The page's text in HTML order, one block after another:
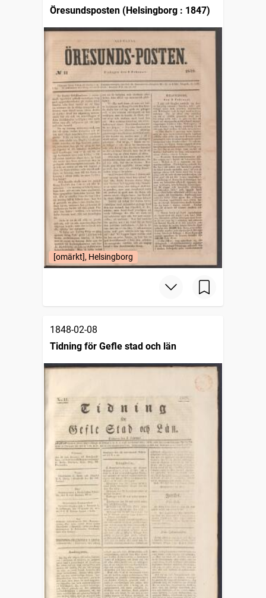
Öresundsposten (Helsingborg : 1847)
[omärkt], Helsingborg
1848-02-08
Tidning för Gefle stad och län